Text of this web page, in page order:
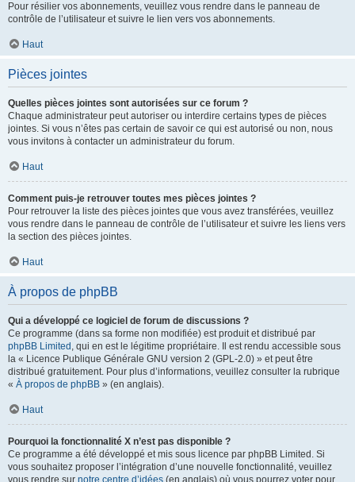
Pour résilier vos abonnements, veuillez vous rendre dans le panneau de
contrôle de l’utilisateur et suivre le lien vers vos abonnements.
Haut
Pièces jointes
Quelles pièces jointes sont autorisées sur ce forum ?
Chaque administrateur peut autoriser ou interdire certains types de pièces
jointes. Si vous n’êtes pas certain de savoir ce qui est autorisé ou non, nous
vous invitons à contacter un administrateur du forum.
Haut
Comment puis-je retrouver toutes mes pièces jointes ?
Pour retrouver la liste des pièces jointes que vous avez transférées, veuillez
vous rendre dans le panneau de contrôle de l’utilisateur et suivre les liens vers
la section des pièces jointes.
Haut
À propos de phpBB
Qui a développé ce logiciel de forum de discussions ?
Ce programme (dans sa forme non modifiée) est produit et distribué par
phpBB Limited , qui en est le légitime propriétaire. Il est rendu accessible sous
la « Licence Publique Générale GNU version 2 (GPL-2.0) » et peut être
distribué gratuitement. Pour plus d’informations, veuillez consulter la rubrique
« À propos de phpBB » (en anglais).
Haut
Pourquoi la fonctionnalité X n’est pas disponible ?
Ce programme a été développé et mis sous licence par phpBB Limited. Si
vous souhaitez proposer l’intégration d’une nouvelle fonctionnalité, veuillez
vous rendre sur notre centre d’idées (en anglais) où vous pourrez voter pour